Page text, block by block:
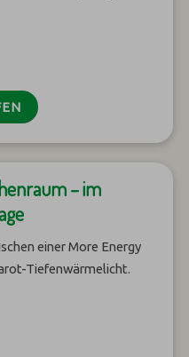
– im
einer More Energy
Tiefenwärmelicht.